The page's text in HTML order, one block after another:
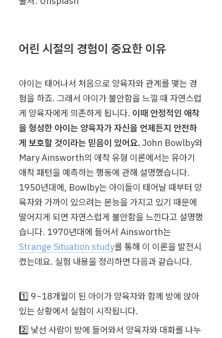
어린 시절의 경험이 중요한 이유
아이는 태어나서 처음으로 양육자와 관계를 맺는 경
험을 하죠. 그래서 아이가 불안함을 느낄 때 자연스럽
게 양육자에게 의존하게 됩니다. 이때 안정적인 애착
을 형성한 아이는 양육자가 자신을 언제든지 안전하
게 보호할 것이라는 믿음이 있어요. John Bowlby와
Mary Ainsworth의 애착 유형 이론에서는 유아기
애착 패턴을 예측하는 행동에 관해 설명했습니다.
1950년대에, Bowlby는 아이들이 태어날 때부터 양
육자와 가까이 있으려는 본능을 가지고 있기 때문에
떨어지게 되면 자연스럽게 불안함을 느낀다고 설명했
Strange Situation study를 통해 이 이론을 발전시
켰는데요. 실험 내용을 정리하면 다음과 같습니다.
1️⃣ 9~18개월이 된 아이가 양육자와 함께 방에 앉아
있는 상황에서 실험이 시작됩니다.
2️⃣ 낯선 사람이 방에 들어와서 양육자와 대화를 나누